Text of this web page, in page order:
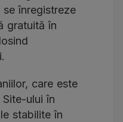
înregistreze
gratuită în
care este
ului în
stabilite în